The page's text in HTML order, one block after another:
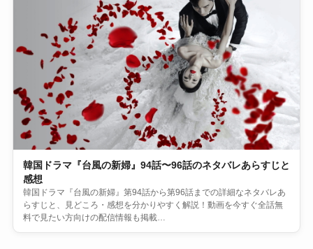
韓国ドラマ『台風の新婦』94話〜96話のネタバレあらすじと
感想
韓国ドラマ『台風の新婦』第94話から第96話までの詳細なネタバレあ
らすじと、見どころ・感想を分かりやすく解説！動画を今すぐ全話無
料で見たい方向けの配信情報も掲載…